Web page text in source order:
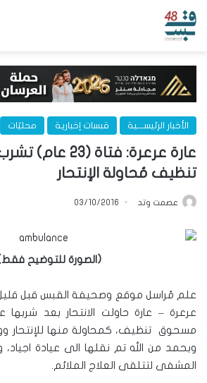
الأخبار الرئيســـية قبسات إخبارية محليّات
عارة عرعرة: فتاة
تنظيف مُحاولة الإنتحار
عصمت وتد 03/10/2016
(الصورة للتوضيح
عرعرة – عارة حاولت الانتحار بعد
مسحوق تنظيف، كمحاولة منها للإنتحار
وبحمد من الله تم نقلها الى عيادة
المشفى لتتلقى العلاج الملائم.